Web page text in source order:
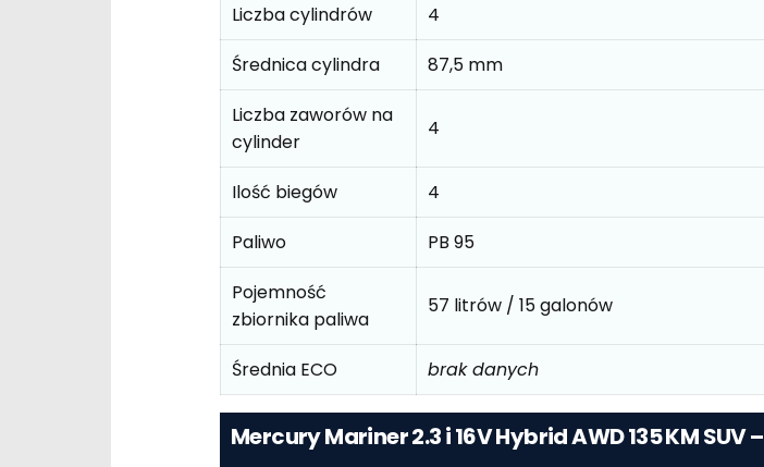
Liczba cylindrów
4
Średnica cylindra
87,5 mm
Liczba zaworów na
cylinder
4
Ilość biegów
4
Paliwo
PB 95
Pojemność
zbiornika paliwa
57 litrów / 15 galonów
Średnia ECO brak danych
Mercury Mariner 2.3 i 16V Hybrid AWD 135 KM SUV –